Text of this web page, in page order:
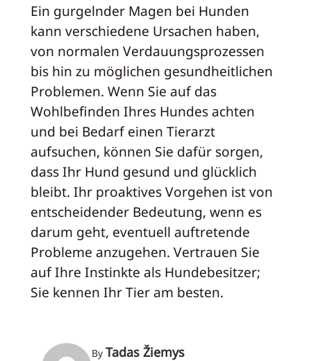
Ein gurgelnder Magen bei Hunden
kann verschiedene Ursachen haben,
von normalen Verdauungsprozessen
bis hin zu möglichen gesundheitlichen
Problemen. Wenn Sie auf das
Wohlbefinden Ihres Hundes achten
und bei Bedarf einen Tierarzt
aufsuchen, können Sie dafür sorgen,
dass Ihr Hund gesund und glücklich
bleibt. Ihr proaktives Vorgehen ist von
entscheidender Bedeutung, wenn es
darum geht, eventuell auftretende
Probleme anzugehen. Vertrauen Sie
auf Ihre Instinkte als Hundebesitzer;
Sie kennen Ihr Tier am besten.
By Tadas Žiemys